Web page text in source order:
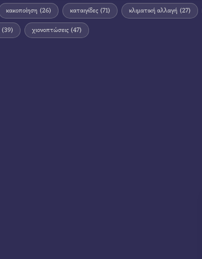
κακοποίηση (26) καταιγίδες (71) κλιματική αλλαγή (27)
(39) χιονοπτώσεις (47)